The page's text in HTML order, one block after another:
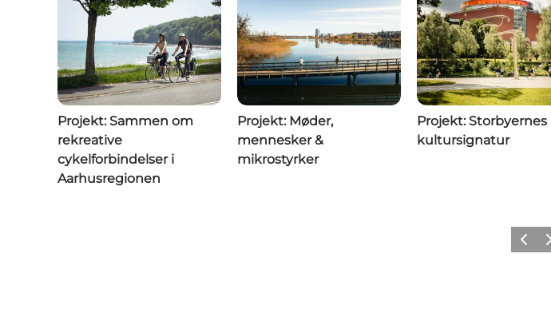
Projekt: Sammen om
rekreative
cykelforbindelser i
Aarhusregionen
Projekt: Møder,
mennesker &
mikrostyrker
Projekt: Storbyernes
kultursignatur
Forrige